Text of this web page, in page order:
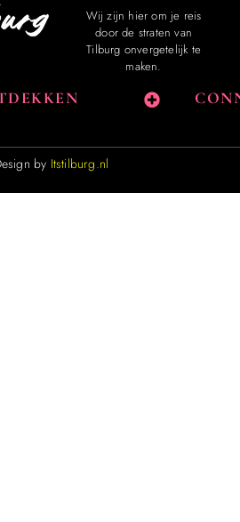
Wij zijn hier om je reis
door de straten van
Tilburg onvergetelijk te
maken.
by Itstilburg.nl